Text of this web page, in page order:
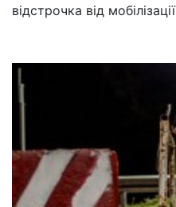
відстрочка від мобілізації